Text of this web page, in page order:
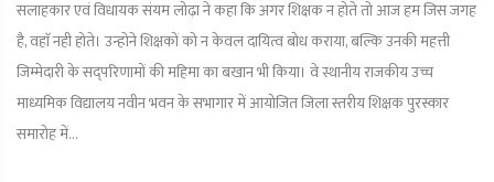
सलाहकार एवं विधायक संयम लोढ़ा ने कहा कि अगर शिक्षक न होते तो आज हम जिस जगह
है, वहाॅ नही होते। उन्होने शिक्षकों को न केवल दायित्व बोध कराया, बल्कि उनकी महत्ती
जिम्मेदारी के सद्परिणामों की महिमा का बखान भी किया। वे स्थानीय राजकीय उच्च
माध्यमिक विद्यालय नवीन भवन के सभागार में आयोजित जिला स्तरीय शिक्षक पुरस्कार
समारोह में...